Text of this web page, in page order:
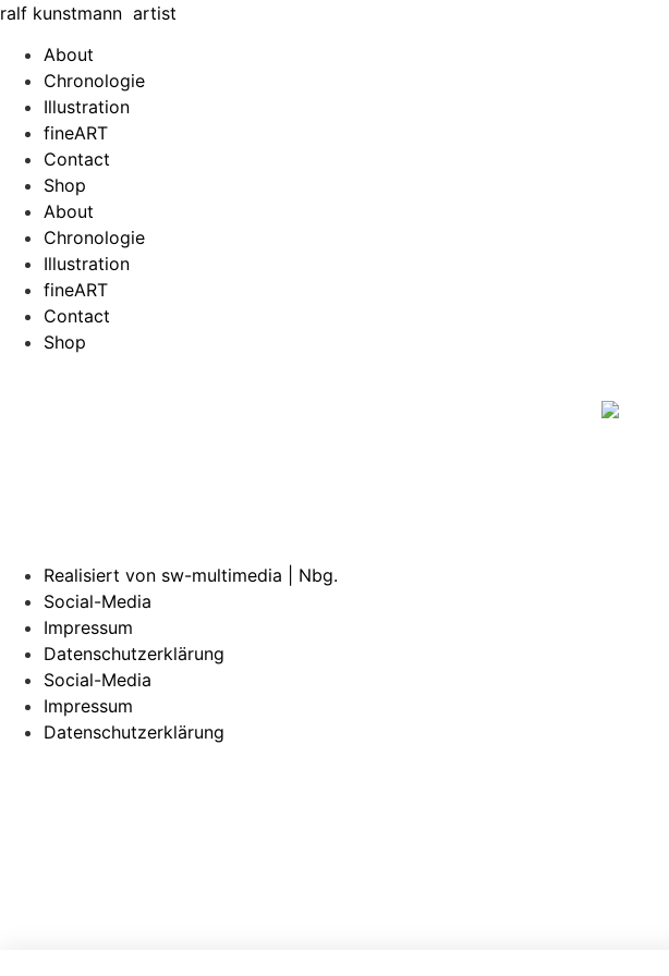
Zum
springen
ralf kunstmann artist
About
Chronologie
Illustration
fineART
Contact
Shop
About
Chronologie
Illustration
fineART
Contact
Shop
Realisiert von sw-multimedia | Nbg.
Social-Media
Impressum
Datenschutzerklärung
Social-Media
Impressum
Datenschutzerklärung